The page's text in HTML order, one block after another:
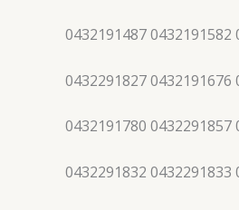
0432191487 0432191582
0432291827 0432191676
0432191780 0432291857
0432291832 0432291833